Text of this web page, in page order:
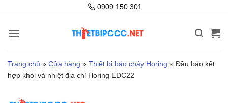
nội
0909.150.301
Trang chủ » Cửa hàng » Thiết bị báo cháy Horing » Đầu báo kết
hợp khói và nhiệt địa chỉ Horing EDC22